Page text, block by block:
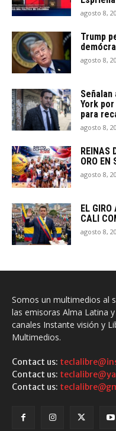
agosto 8,
Trump
agosto 8,
York
para
agosto 8,
REINAS
ORO EN
agosto 8,
EL GIRO
CALI
agosto 8,
Somos un multimedios al
las emisoras Alma Latina
canales Instante visión y
Multimedios.
Contact us:
Contact us:
Contact us: